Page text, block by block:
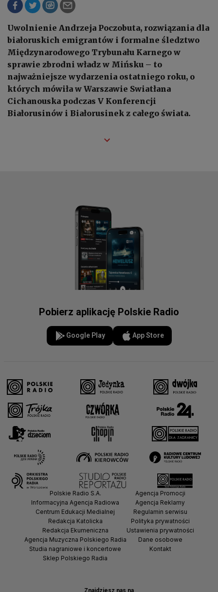
Uwolnienie Andrzeja Poczobuta, rozwiązania dla
białoruskich emigrantów i formalne śledztwo
Międzynarodowego Trybunału Karnego w
sprawie zbrodni władz w Mińsku – to
najważniejsze wydarzenia ostatniego roku, o
których mówiła w Warszawie Swiatłana
Cichanouska podczas V Konferencji
Białorusinów i Białorusinek z całego świata.
Pobierz aplikację Polskie Radio
Google Play App Store
Znajdziesz nas na
Polskie Radio S.A.
Informacyjna Agencja Radiowa
Centrum Edukacji Medialnej
Redakcja Katolicka
Redakcja Ekumeniczna
Agencja Muzyczna Polskiego Radia
Studia nagraniowe i koncertowe
Sklep Polskiego Radia
Agencja Promocji
Agencja Reklamy
Regulamin serwisu
Polityka prywatności
Ustawienia prywatności
Dane osobowe
Kontakt